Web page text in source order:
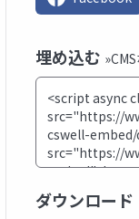
埋め込む
ダウンロード